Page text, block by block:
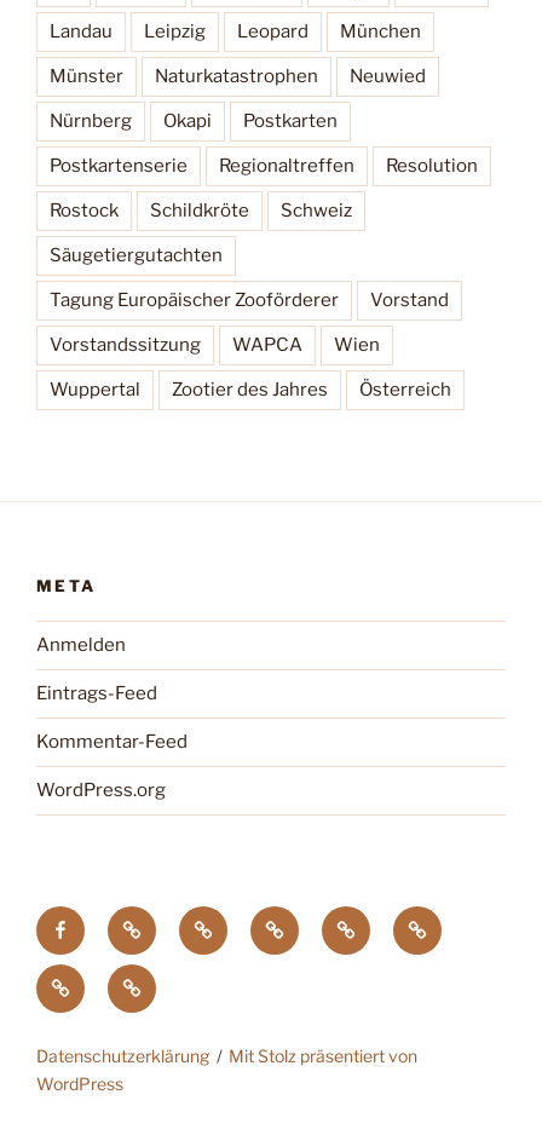
Landau Leipzig Leopard München
Münster Naturkatastrophen Neuwied
Nürnberg Okapi Postkarten
Postkartenserie Regionaltreffen Resolution
Rostock Schildkröte Schweiz
Säugetiergutachten
Tagung Europäischer Zooförderer Vorstand
Vorstandssitzung WAPCA Wien
Wuppertal Zootier des Jahres Österreich
META
Anmelden
Eintrags-Feed
Kommentar-Feed
WordPress.org
facebook
GdZ
Tagung
Chemnitz
Zootier
des
Verband
der
DTG
Zoopresseschau
Stiftung
Artenschutz
Datenschutzerklärung
Mit Stolz präsentiert von
WordPress